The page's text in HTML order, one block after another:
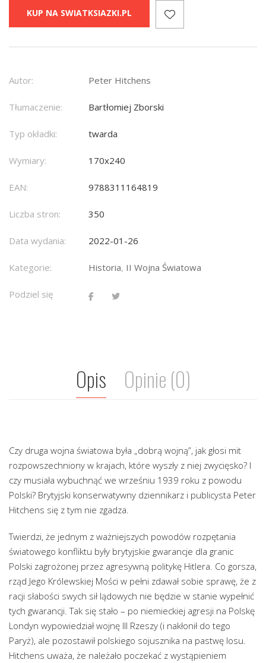
KUP NA SWIATKSIAZKI.PL
Autor: Peter Hitchens
Tłumaczenie: Bartłomiej Zborski
Typ okładki: twarda
Wymiary: 170x240
EAN: 9788311164819
Liczba stron: 350
Data wydania: 2022-01-26
Kategorie: Historia, II Wojna Światowa
Podziel się
Opis Opinie (0)
Czy druga wojna światowa była „dobrą wojną”, jak głosi mit
rozpowszechniony w krajach, które wyszły z niej zwycięsko? I
czy musiała wybuchnąć we wrześniu 1939 roku z powodu
Polski? Brytyjski konserwatywny dziennikarz i publicysta Peter
Hitchens się z tym nie zgadza.
Twierdzi, że jednym z ważniejszych powodów rozpętania
światowego konfliktu były brytyjskie gwarancje dla granic
Polski zagrożonej przez agresywną politykę Hitlera. Co gorsza,
rząd Jego Królewskiej Mości w pełni zdawał sobie sprawę, że z
racji słabości swych sił lądowych nie będzie w stanie wypełnić
tych gwarancji. Tak się stało – po niemieckiej agresji na Polskę
Londyn wypowiedział wojnę III Rzeszy (i nakłonił do tego
Paryż), ale pozostawił polskiego sojusznika na pastwę losu.
Hitchens uważa, że należało poczekać z wystąpieniem